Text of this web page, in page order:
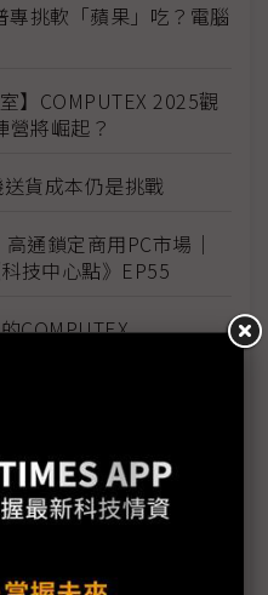
專挑軟「蘋果」吃？電腦
】COMPUTEX 2025觀
營將崛起？
貨成本仍是挑戰
通鎖定商用PC市場｜
技中心點》EP55
COMPUTEX
業界示警：對美弊大於